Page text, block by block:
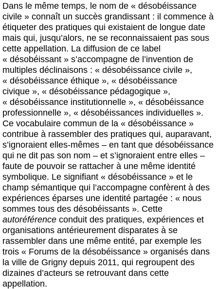
Dans le même temps, le nom de « désobéissance
civile » connaît un succès grandissant : il commence à
étiqueter des pratiques qui existaient de longue date
mais qui, jusqu’alors, ne se reconnaissaient pas sous
cette appellation. La diffusion de ce label
« désobéissant » s’accompagne de l’invention de
multiples déclinaisons : « désobéissance civile »,
« désobéissance éthique », « désobéissance
civique », « désobéissance pédagogique »,
« désobéissance institutionnelle », « désobéissance
professionnelle », « désobéissances individuelles ».
Ce vocabulaire commun de la « désobéissance »
contribue à rassembler des pratiques qui, auparavant,
s’ignoraient elles-mêmes – en tant que désobéissance
qui ne dit pas son nom – et s’ignoraient entre elles –
faute de pouvoir se rattacher à une même identité
symbolique. Le signifiant « désobéissance » et le
champ sémantique qui l’accompagne confèrent à des
expériences éparses une identité partagée : « nous
sommes tous des désobéissants ». Cette
autoréférence conduit des pratiques, expériences et
organisations antérieurement disparates à se
rassembler dans une même entité, par exemple les
trois « Forums de la désobéissance » organisés dans
la ville de Grigny depuis 2011, qui regroupent des
dizaines d’acteurs se retrouvant dans cette
appellation.